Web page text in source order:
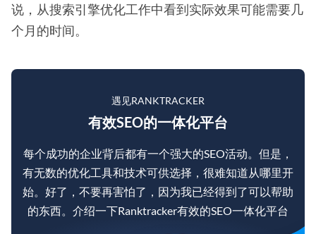
说，从搜索引擎优化工作中看到实际效果可能需要几
个月的时间。
遇见RANKTRACKER
有效SEO的一体化平台
每个成功的企业背后都有一个强大的SEO活动。但是，
有无数的优化工具和技术可供选择，很难知道从哪里开
始。好了，不要再害怕了，因为我已经得到了可以帮助
的东西。介绍一下Ranktracker有效的SEO一体化平台